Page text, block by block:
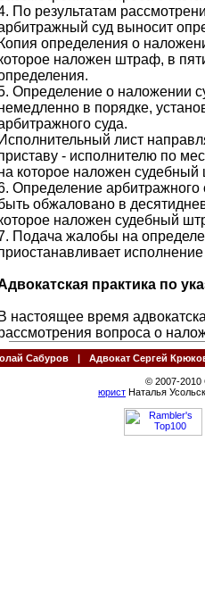
По результатам
суд выносит
Копия определения о
наложен штраф, в
Определение о наложении
в порядке,
суда.
Исполнительный лист
- исполнителю по
которое наложен
Определение
обжаловано в
наложен судебный
Подача жалобы на
практика по
В настоящее время
вопроса о
Сабуров | Адвокат Сергей
© 2007-
юрист Наталья